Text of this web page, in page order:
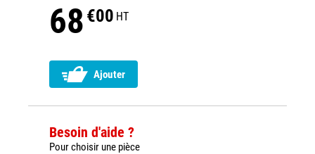
68 €00 HT
Ajouter
Besoin d'aide ?
Pour choisir une pièce